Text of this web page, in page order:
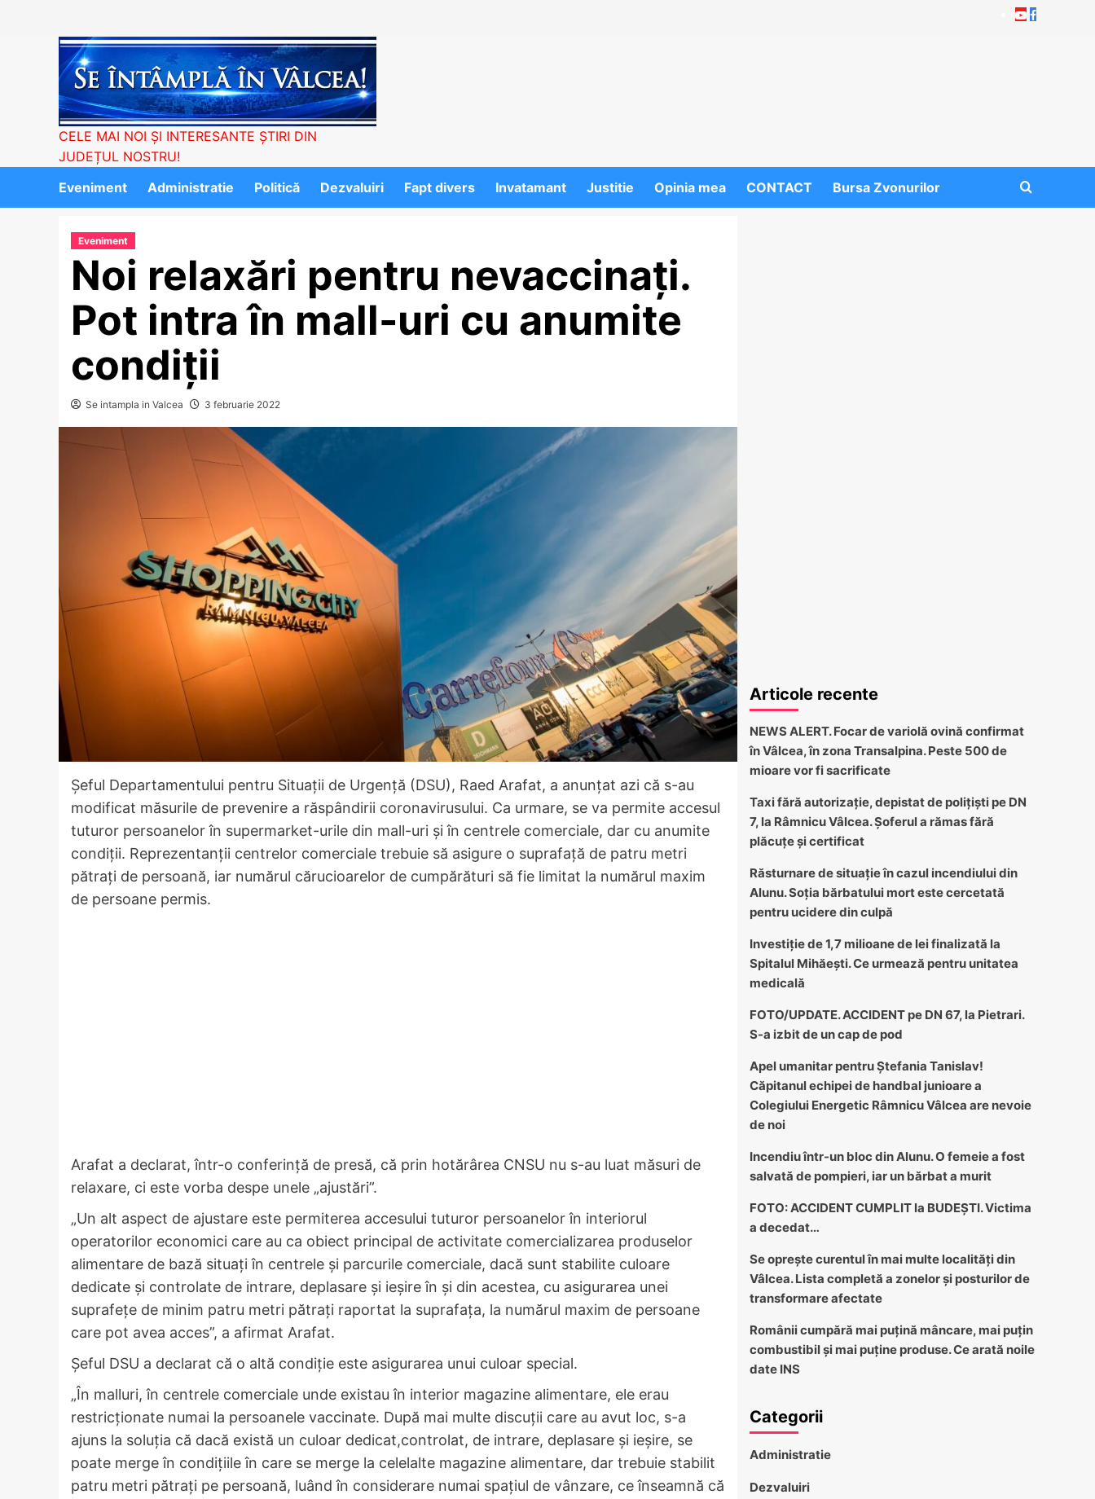
Youtube
Facebook
CELE MAI NOI ȘI INTERESANTE ȘTIRI DIN
JUDEȚUL NOSTRU!
Eveniment
Administratie Politică Dezvaluiri Fapt divers Invatamant Justitie Opinia mea CONTACT Bursa Zvonurilor
Eveniment
Noi relaxări pentru nevaccinați.
Pot intra în mall-uri cu anumite
condiții
Se intampla in Valcea 3 februarie 2022
Şeful Departamentului pentru Situaţii de Urgenţă (DSU), Raed Arafat, a anunţat azi că s-au
modificat măsurile de prevenire a răspândirii coronavirusului. Ca urmare, se va permite accesul
tuturor persoanelor în supermarket-urile din mall-uri şi în centrele comerciale, dar cu anumite
condiții. Reprezentanții centrelor comerciale trebuie să asigure o suprafaţă de patru metri
pătraţi de persoană, iar numărul cărucioarelor de cumpărături să fie limitat la numărul maxim
de persoane permis.
Arafat a declarat, într-o conferinţă de presă, că prin hotărârea CNSU nu s-au luat măsuri de
relaxare, ci este vorba despe unele „ajustări”.
„Un alt aspect de ajustare este permiterea accesului tuturor persoanelor în interiorul
operatorilor economici care au ca obiect principal de activitate comercializarea produselor
alimentare de bază situaţi în centrele şi parcurile comerciale, dacă sunt stabilite culoare
dedicate şi controlate de intrare, deplasare şi ieşire în şi din acestea, cu asigurarea unei
suprafeţe de minim patru metri pătraţi raportat la suprafaţa, la numărul maxim de persoane
care pot avea acces”, a afirmat Arafat.
Șeful DSU a declarat că o altă condiţie este asigurarea unui culoar special.
„În malluri, în centrele comerciale unde existau în interior magazine alimentare, ele erau
restricţionate numai la persoanele vaccinate. După mai multe discuţii care au avut loc, s-a
ajuns la soluţia că dacă există un culoar dedicat,controlat, de intrare, deplasare şi ieşire, se
poate merge în condiţiile în care se merge la celelalte magazine alimentare, dar trebuie stabilit
patru metri pătraţi pe persoană, luând în considerare numai spaţiul de vânzare, ce înseamnă că
Articole recente
NEWS ALERT. Focar de variolă ovină confirmat
în Vâlcea, în zona Transalpina. Peste 500 de
mioare vor fi sacrificate
Taxi fără autorizație, depistat de polițiști pe DN
7, la Râmnicu Vâlcea. Șoferul a rămas fără
plăcuțe și certificat
Răsturnare de situație în cazul incendiului din
Alunu. Soția bărbatului mort este cercetată
pentru ucidere din culpă
Investiție de 1,7 milioane de lei finalizată la
Spitalul Mihăești. Ce urmează pentru unitatea
medicală
FOTO/UPDATE. ACCIDENT pe DN 67, la Pietrari.
S-a izbit de un cap de pod
Apel umanitar pentru Ștefania Tanislav!
Căpitanul echipei de handbal junioare a
Colegiului Energetic Râmnicu Vâlcea are nevoie
de noi
Incendiu într-un bloc din Alunu. O femeie a fost
salvată de pompieri, iar un bărbat a murit
FOTO: ACCIDENT CUMPLIT la BUDEȘTI. Victima
a decedat…
Se oprește curentul în mai multe localități din
Vâlcea. Lista completă a zonelor și posturilor de
transformare afectate
Românii cumpără mai puțină mâncare, mai puțin
combustibil și mai puține produse. Ce arată noile
date INS
Categorii
Administratie
Dezvaluiri